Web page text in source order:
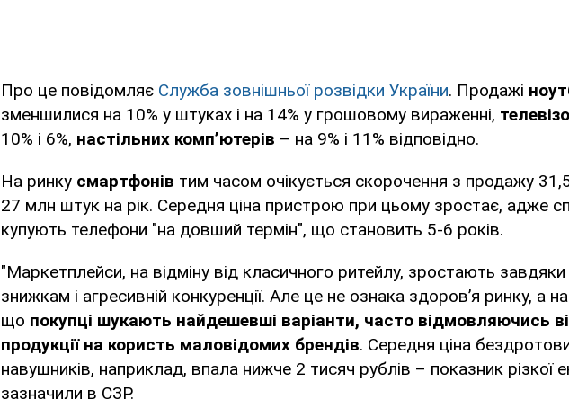
Про це повідомляє Служба зовнішньої розвідки України. Продажі
зменшилися на 10% у штуках і на 14% у грошовому вираженні,
10% і 6%, настільних компʼютерів – на 9% і 11% відповідно.
На ринку смартфонів тим часом очікується скорочення з продажу
27 млн штук на рік. Середня ціна пристрою при цьому зростає, адже
купують телефони "на довший термін", що становить 5-6 років.
"Маркетплейси, на відміну від класичного ритейлу, зростають
знижкам і агресивній конкуренції. Але це не ознака здоров’я ринку, а
що покупці шукають найдешевші варіанти, часто відмовляючись
продукції на користь маловідомих брендів. Середня ціна
навушників, наприклад, впала нижче 2 тисяч рублів – показник різкої
зазначили в СЗР.